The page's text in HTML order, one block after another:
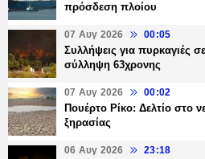
πρόσδεση πλοίου
07 Αυγ 2026 00:05
Συλλήψεις για πυρκαγιές
σύλληψη 63χρονης
07 Αυγ 2026 00:02
Πουέρτο Ρίκο: Δελτίο στο
ξηρασίας
06 Αυγ 2026 23:18